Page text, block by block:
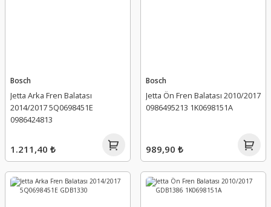
Bosch
Jetta Arka Fren Balatası
2014/2017 5Q0698451E
0986424813
1.211,40 ₺
Bosch
Jetta Ön Fren Balatası 2010/2017
0986495213 1K0698151A
989,90 ₺